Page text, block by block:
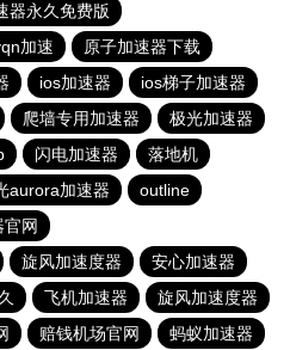
器永久免费版
加速
原子加速器下载
ios加速器
ios梯子加速器
爬墙专用加速器
极光加速器
闪电加速器
落地机
aurora加速器
outline
官网
旋风加速度器
安心加速器
飞机加速器
旋风加速度器
赔钱机场官网 蚂蚁加速器